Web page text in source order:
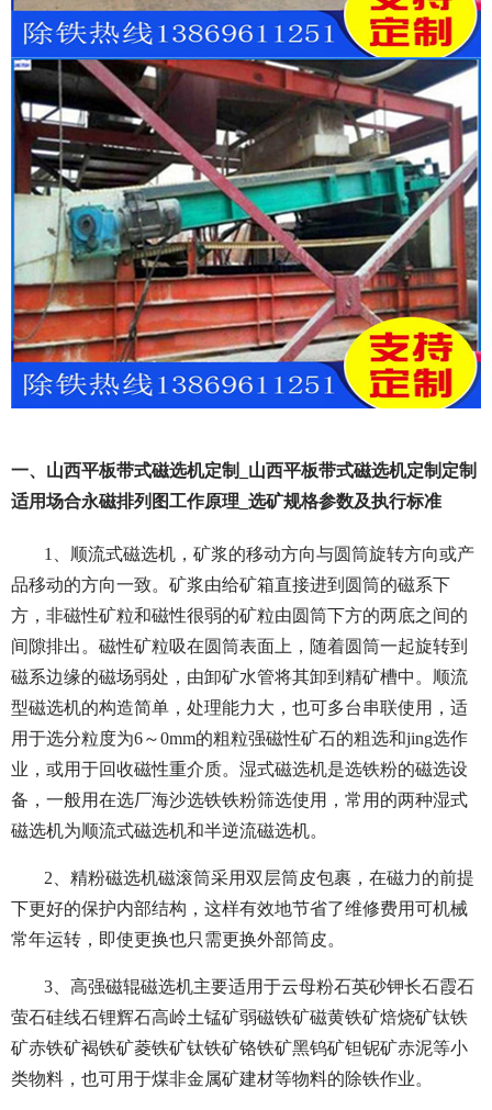
一、山西平板带式磁选机定制_山西平板带式磁选机定制定制
适用场合永磁排列图工作原理_选矿规格参数及执行标准
1、顺流式磁选机，矿浆的移动方向与圆筒旋转方向或产
品移动的方向一致。矿浆由给矿箱直接进到圆筒的磁系下
方，非磁性矿粒和磁性很弱的矿粒由圆筒下方的两底之间的
间隙排出。磁性矿粒吸在圆筒表面上，随着圆筒一起旋转到
磁系边缘的磁场弱处，由卸矿水管将其卸到精矿槽中。顺流
型磁选机的构造简单，处理能力大，也可多台串联使用，适
用于选分粒度为6～0mm的粗粒强磁性矿石的粗选和jing选作
业，或用于回收磁性重介质。湿式磁选机是选铁粉的磁选设
备，一般用在选厂海沙选铁铁粉筛选使用，常用的两种湿式
磁选机为顺流式磁选机和半逆流磁选机。
2、精粉磁选机磁滚筒采用双层筒皮包裹，在磁力的前提
下更好的保护内部结构，这样有效地节省了维修费用可机械
常年运转，即使更换也只需更换外部筒皮。
3、高强磁辊磁选机主要适用于云母粉石英砂钾长石霞石
萤石硅线石锂辉石高岭土锰矿弱磁铁矿磁黄铁矿焙烧矿钛铁
矿赤铁矿褐铁矿菱铁矿钛铁矿铬铁矿黑钨矿钽铌矿赤泥等小
类物料，也可用于煤非金属矿建材等物料的除铁作业。